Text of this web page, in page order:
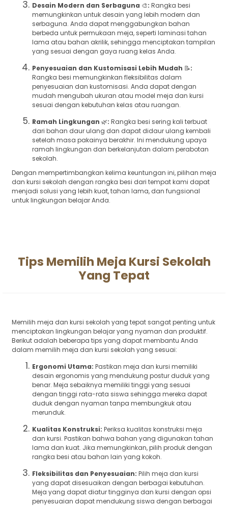
Desain Modern dan Serbaguna 🎨: Rangka besi
memungkinkan untuk desain yang lebih modern dan
serbaguna. Anda dapat menggabungkan bahan
berbeda untuk permukaan meja, seperti laminasi tahan
lama atau bahan akrilik, sehingga menciptakan tampilan
yang sesuai dengan gaya ruang kelas Anda.
Penyesuaian dan Kustomisasi Lebih Mudah 📝:
Rangka besi memungkinkan fleksibilitas dalam
penyesuaian dan kustomisasi. Anda dapat dengan
mudah mengubah ukuran atau model meja dan kursi
sesuai dengan kebutuhan kelas atau ruangan.
Ramah Lingkungan 🌿: Rangka besi sering kali terbuat
dari bahan daur ulang dan dapat didaur ulang kembali
setelah masa pakainya berakhir. Ini mendukung upaya
ramah lingkungan dan berkelanjutan dalam perabotan
sekolah.
Dengan mempertimbangkan kelima keuntungan ini, pilihan meja
dan kursi sekolah dengan rangka besi dari tempat kami dapat
menjadi solusi yang lebih kuat, tahan lama, dan fungsional
untuk lingkungan belajar Anda.
Tips Memilih Meja Kursi Sekolah
Yang Tepat
Memilih meja dan kursi sekolah yang tepat sangat penting untuk
menciptakan lingkungan belajar yang nyaman dan produktif.
Berikut adalah beberapa tips yang dapat membantu Anda
dalam memilih meja dan kursi sekolah yang sesuai:
Ergonomi Utama: Pastikan meja dan kursi memiliki
desain ergonomis yang mendukung postur duduk yang
benar. Meja sebaiknya memiliki tinggi yang sesuai
dengan tinggi rata-rata siswa sehingga mereka dapat
duduk dengan nyaman tanpa membungkuk atau
merunduk.
Kualitas Konstruksi: Periksa kualitas konstruksi meja
dan kursi. Pastikan bahwa bahan yang digunakan tahan
lama dan kuat. Jika memungkinkan, pilih produk dengan
rangka besi atau bahan lain yang kokoh.
Fleksibilitas dan Penyesuaian: Pilih meja dan kursi
yang dapat disesuaikan dengan berbagai kebutuhan.
Meja yang dapat diatur tingginya dan kursi dengan opsi
penyesuaian dapat mendukung siswa dengan berbagai